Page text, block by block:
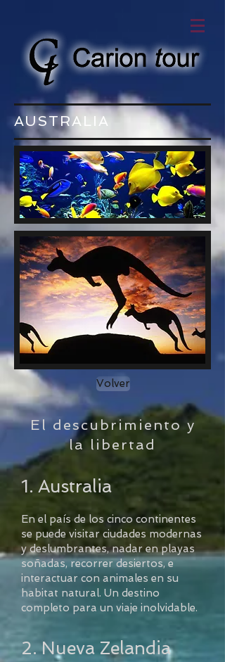
AUSTRALIA
Volver
El descubrimiento y
la libertad
1. Australia
En el país de los cinco continentes
se puede visitar ciudades modernas
y deslumbrantes, nadar en playas
soñadas, recorrer desiertos, e
interactuar con animales en su
habitat natural. Un destino
completo para un viaje inolvidable.
2. Nueva Zelandia